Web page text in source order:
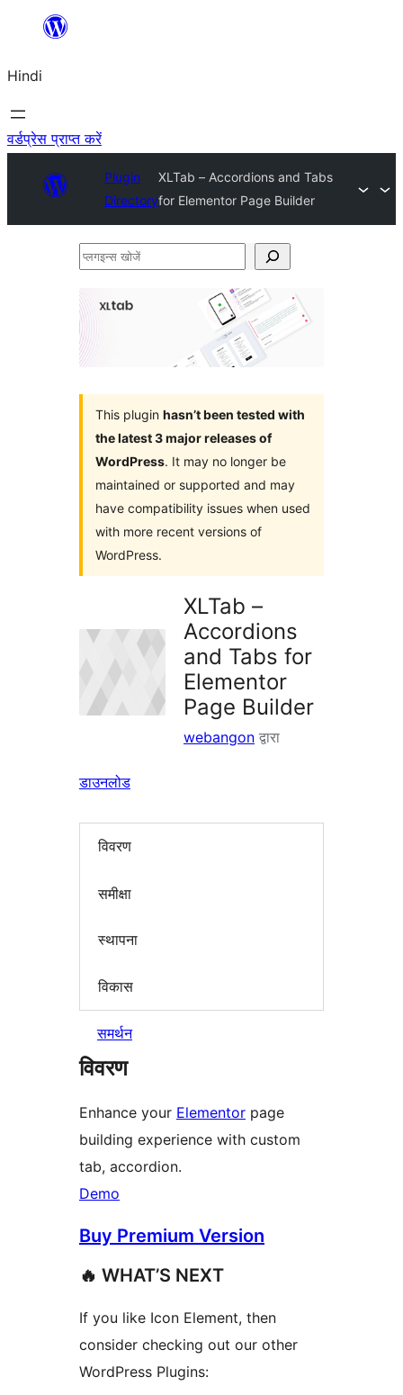
सामग्री
जाएं
Hindi
वर्डप्रेस प्राप्त करें
Plugin
Directory
XLTab – Accordions and Tabs
for Elementor Page Builder
प्लगइन्स
This plugin hasn’t been tested with
the latest 3 major releases of
WordPress. It may no longer be
maintained or supported and may
have compatibility issues when used
with more recent versions of
WordPress.
XLTab –
Accordions
and Tabs for
Elementor
Page Builder
webangon द्वारा
डाउनलोड
विवरण
समीक्षा
स्थापना
विकास
समर्थन
विवरण
Enhance your Elementor page
building experience with custom
tab, accordion.
Demo
Buy Premium Version
🔥 WHAT’S NEXT
If you like Icon Element, then
consider checking out our other
WordPress Plugins: